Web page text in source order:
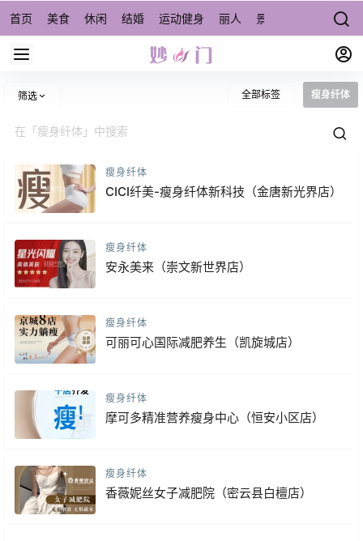
首页 美食 休闲 结婚 运动健身 丽人 景点/周边游 宠物
筛选 全部标签 瘦身纤体
瘦身纤体
CICI纤美-瘦身纤体新科技（金唐新光界店）
瘦身纤体
安永美来（崇文新世界店）
瘦身纤体
可丽可心国际减肥养生（凯旋城店）
瘦身纤体
摩可多精准营养瘦身中心（恒安小区店）
瘦身纤体
香薇妮丝女子减肥院（密云县白檀店）